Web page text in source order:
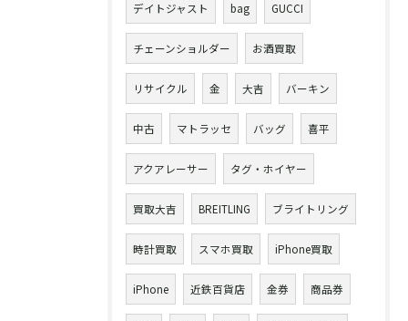
デイトジャスト bag GUCCI
チェーンショルダー お酒買取
リサイクル 金 大吉 バーキン
中古 マトラッセ バッグ 喜平
アクアレーサー タグ・ホイヤー
買取大吉 BREITLING ブライトリング
時計買取 スマホ買取 iPhone買取
iPhone 近鉄百貨店 金券 商品券